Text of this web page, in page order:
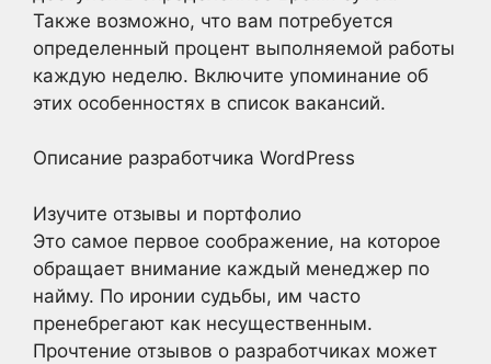
Также возможно, что вам потребуется
определенный процент выполняемой работы
каждую неделю. Включите упоминание об
этих особенностях в список вакансий.
Описание разработчика WordPress
Изучите отзывы и портфолио
Это самое первое соображение, на которое
обращает внимание каждый менеджер по
найму. По иронии судьбы, им часто
пренебрегают как несущественным.
Прочтение отзывов о разработчиках может